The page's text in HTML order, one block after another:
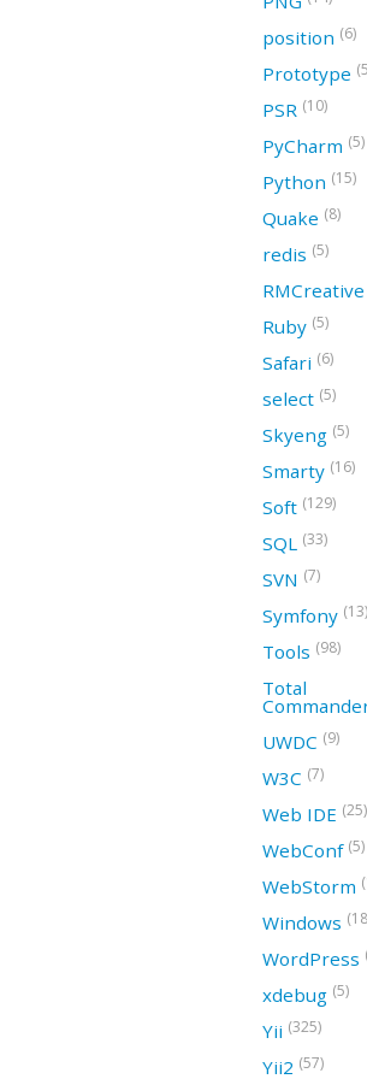
position (6)
Prototype
PSR (10)
PyCharm (5)
Python (15)
Quake (8)
redis (5)
RMCreative
Ruby (5)
Safari (6)
select (5)
Skyeng (5)
Smarty (16)
Soft (129)
SQL (33)
SVN (7)
Symfony (13)
Tools (98)
Total
UWDC (9)
W3C (7)
Web IDE (25)
WebConf (5)
WebStorm
Windows
WordPress
xdebug (5)
Yii (325)
Yii2 (57)